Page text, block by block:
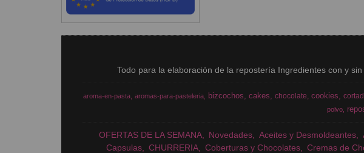
Todo para la elaboración de la repostería Ingredientes con y
aroma-en-pasta aromas-para-pasteleria bizcochos cakes chocolate cookies
polvo
OFERTAS DE LA SEMANA Novedades Aceites y Desmoldeantes
Capsulas
CHURRERIA Coberturas y Chocolates Cremas de